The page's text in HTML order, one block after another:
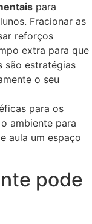
para
Fracionar as
reforços
extra para que
são estratégias
o seu
para os
ambiente para
aula um espaço
pode